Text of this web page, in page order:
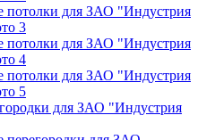
потолки для ЗАО "Индустрия
3
потолки для ЗАО "Индустрия
4
потолки для ЗАО "Индустрия
5
для ЗАО "Индустрия